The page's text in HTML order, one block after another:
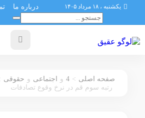
یکشنبه ، ۱۸ مرداد ۱۴۰۵ درباره ما
صفحه اصلی >
4 و اجتماعی و حقوقی
رتبه سوم قم در نرخ وقوع تصادفات